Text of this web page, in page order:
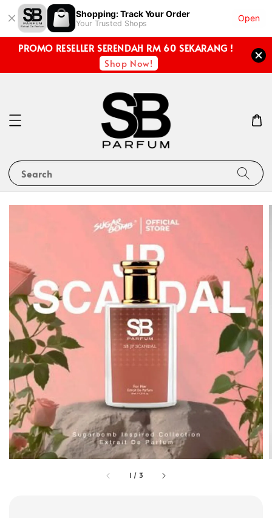
Shopping: Track Your Order
Your Trusted Shops
Open
PROMO RESELLER SERENDAH RM 60 SEKARANG !
Shop Now!
Search
1 / 3